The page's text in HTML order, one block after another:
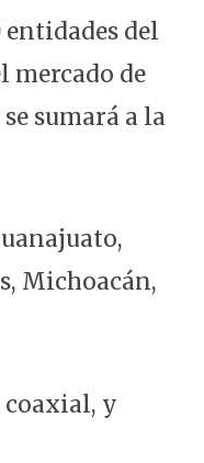
del
mercado de
sumará a la
Michoacán,
coaxial, y